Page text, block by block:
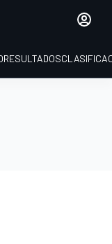
RESULTADOS